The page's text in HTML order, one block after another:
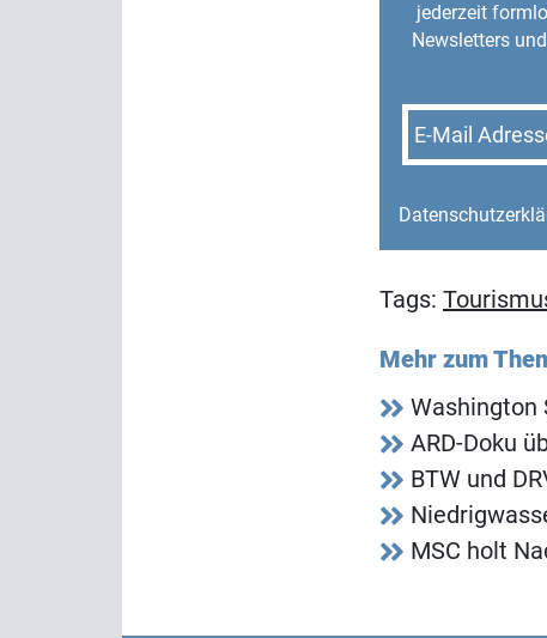
jederzeit
Newsletters
E-Mail
Tags:
Mehr zum
Washington
ARD-Doku
BTW und
MSC holt